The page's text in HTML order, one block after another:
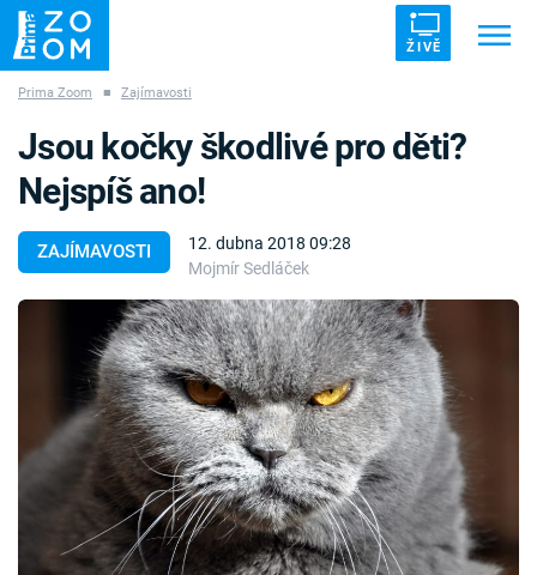
ŽIVĚ
ZÁHADY VETŘELCI DÁVNOVĚKU
Témata
Témata
Pořady
TV Program
Časopis
Prima Zoom ■ Zajímavosti
ZAJÍMAVOSTI
12. dubna 2018 09:28
Mojmír Sedláček
Jsou kočky škodlivé pro děti?
Nejspíš ano!